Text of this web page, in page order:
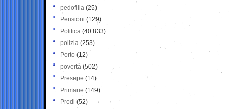
pedofilia (25)
Pensioni (129)
Politica (40.833)
polizia (253)
Porto (12)
povertà (502)
Presepe (14)
Primarie (149)
Prodi (52)